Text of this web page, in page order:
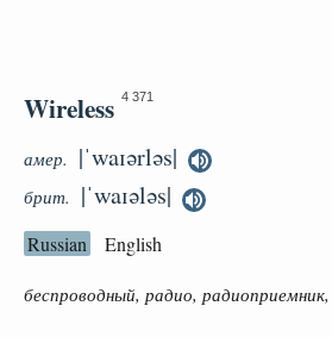
Wireless 4 371
амер. |ˈwaɪərləs|
брит. |ˈwaɪələs|
Russian English
беспроводный, радио,